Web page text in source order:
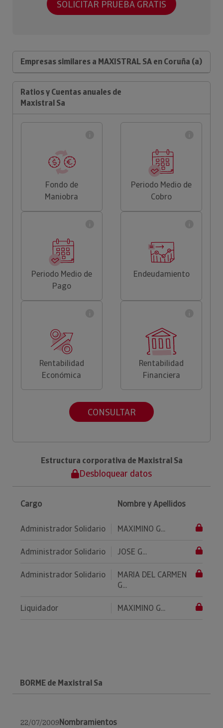
SOLICITAR PRUEBA GRATIS
Empresas similares a MAXISTRAL SA en Coruña (a)
Ratios y Cuentas anuales de
Maxistral Sa
Fondo de
Maniobra
Periodo Medio de
Cobro
Periodo Medio de
Pago
Endeudamiento
Rentabilidad
Económica
Rentabilidad
Financiera
CONSULTAR
Estructura corporativa de Maxistral Sa
Desbloquear datos
Cargo Nombre y Apellidos
Administrador Solidario MAXIMINO G...
Administrador Solidario JOSE G...
Administrador Solidario
MARIA DEL CARMEN
G...
Liquidador MAXIMINO G...
BORME de Maxistral Sa
22/07/2009Nombramientos